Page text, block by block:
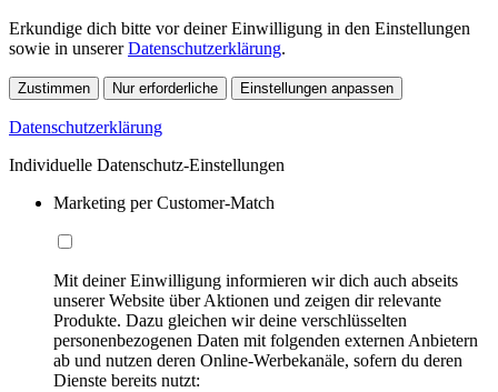
Erkundige dich bitte vor deiner Einwilligung in den Einstellungen
sowie in unsererDatenschutzerklärung.
Zustimmen Nur erforderliche Einstellungen anpassen
Datenschutzerklärung
Individuelle Datenschutz-Einstellungen
Marketing per Customer-Match
Mit deiner Einwilligung informieren wir dich auch abseits
unserer Website über Aktionen und zeigen dir relevante
Produkte. Dazu gleichen wir deine verschlüsselten
personenbezogenen Daten mit folgenden externen Anbietern
ab und nutzen deren Online-Werbekanäle, sofern du deren
Dienste bereits nutzt: